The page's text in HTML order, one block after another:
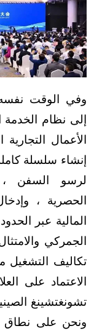
وفي الوقت نفسه
إلى نظام الخدمة
الأعمال
إنشاء سلسلة
لرسو السفن ،
الحصرية ،
المالية عبر
الجمركي
تكاليف التشغيل
الاعتماد على
تشونغتشينغ
ونحن على نطاق